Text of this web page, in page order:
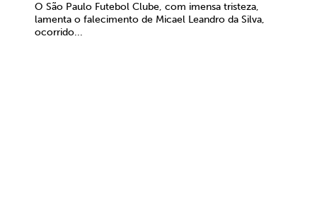
O São Paulo Futebol Clube, com imensa tristeza,
lamenta o falecimento de Micael Leandro da Silva,
ocorrido...